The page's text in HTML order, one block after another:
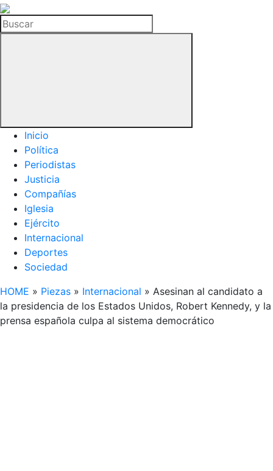
La
Hemeroteca
del
Buscar
Inicio
Política
Periodistas
Justicia
Compañías
Iglesia
Ejército
Internacional
Deportes
Sociedad
HOME » Piezas » Internacional » Asesinan al candidato a
la presidencia de los Estados Unidos, Robert Kennedy, y la
prensa española culpa al sistema democrático